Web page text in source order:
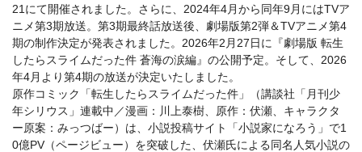
21にて開催されました。さらに、2024年4月から同年9月にはTVア
ニメ第3期放送。第3期最終話放送後、劇場版第2弾＆TVアニメ第4
期の制作決定が発表されました。2026年2月27日に『劇場版 転生
したらスライムだった件 蒼海の涙編』の公開予定。そして、2026
年4月より第4期の放送が決定いたしました。
原作コミック「転生したらスライムだった件」（講談社「月刊少
年シリウス」連載中／漫画：川上泰樹、原作：伏瀬、キャラクタ
ー原案：みっつばー）は、小説投稿サイト「小説家になろう」で1
0億PV（ページビュー）を突破した、伏瀬氏による同名人気小説の